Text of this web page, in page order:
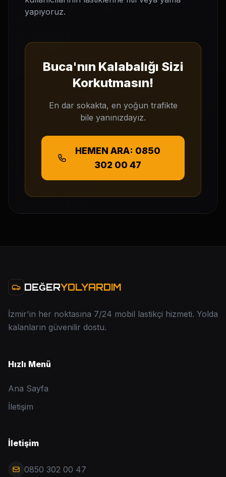
yapıyoruz.
Buca'nın Kalabalığı Sizi
Korkutmasın!
En dar sokakta, en yoğun trafikte
bile yanınızdayız.
HEMEN ARA: 0850
302 00 47
DEĞERYOLYARDIM
İzmir'in her noktasına 7/24 mobil lastikçi hizmeti. Yolda
kalanların güvenilir dostu.
Hızlı Menü
Ana Sayfa
İletişim
İletişim
0850 302 00 47